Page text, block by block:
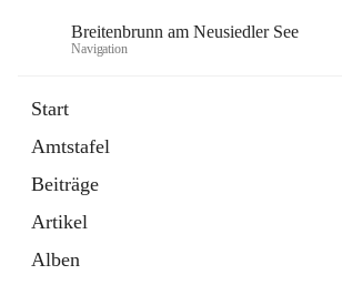
Breitenbrunn am Neusiedler See
Navigation
Start
Amtstafel
Beiträge
Artikel
Alben
18 Schnellzugriffe
Gemeindeservice